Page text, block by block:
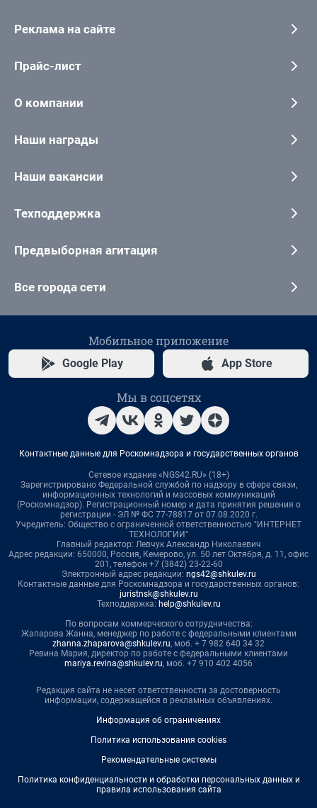
Реклама на сайте
Прайс-лист
О компании
Наши награды
Наши вакансии
Техподдержка
Предвыборная агитация
Все города сети
Мобильное приложение
Google Play App Store
Мы в соцсетях
Контактные данные для Роскомнадзора и государственных органов
Сетевое издание «NGS42.RU» (18+)
Зарегистрировано Федеральной службой по надзору в сфере связи,
информационных технологий и массовых коммуникаций
(Роскомнадзор). Регистрационный номер и дата принятия решения о
регистрации - ЭЛ № ФС 77-78817 от 07.08.2020 г.
Учредитель: Общество с ограниченной ответственностью "ИНТЕРНЕТ
ТЕХНОЛОГИИ"
Главный редактор: Левчук Александр Николаевич
Адрес редакции: 650000, Россия, Кемерово, ул. 50 лет Октября, д. 11, офис
201, телефон +7 (3842) 23-22-60
Электронный адрес редакции: ngs42@shkulev.ru
Контактные данные для Роскомнадзора и государственных органов:
juristnsk@shkulev.ru
Техподдержка: help@shkulev.ru
По вопросам коммерческого сотрудничества:
Жапарова Жанна, менеджер по работе с федеральными клиентами
zhanna.zhaparova@shkulev.ru, моб. + 7 982 640 34 32
Ревина Мария, директор по работе с федеральными клиентами
mariya.revina@shkulev.ru, моб. +7 910 402 4056
Редакция сайта не несет ответственности за достоверность
информации, содержащейся в рекламных объявлениях.
Информация об ограничениях
Политика использования cookies
Рекомендательные системы
Политика конфиденциальности и обработки персональных данных и
правила использования сайта